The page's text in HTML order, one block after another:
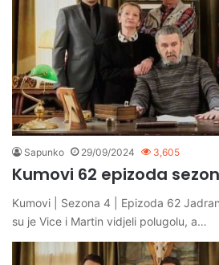
Sapunko 29/09/2024 3,605
Kumovi 62 epizoda
Kumovi | Sezona 4 | Epizoda 62
su je Vice i Martin vidjeli polugolu, a…